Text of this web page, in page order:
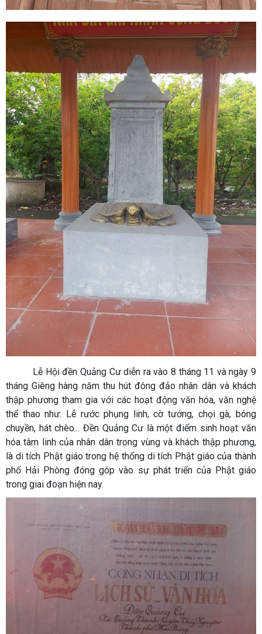
Lễ Hội đền Quảng Cư diễn ra vào 8 tháng 11 và ngày 9
tháng Giêng hàng năm thu hút đông đảo nhân dân và khách
thập phương tham gia với các hoạt động văn hóa, văn nghệ
thể thao như: Lễ rước phụng linh, cờ tướng, chọi gà, bóng
chuyền, hát chèo... Đền Quảng Cư là một điểm sinh hoạt văn
hóa tâm linh của nhân dân trong vùng và khách thập phương,
là di tích Phật giáo trong hệ thống di tích Phật giáo của thành
phố Hải Phòng đóng góp vào sự phát triển của Phật giáo
trong giai đoạn hiện nay.